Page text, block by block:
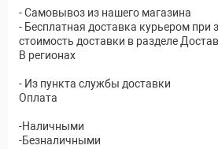
- Самовывоз из нашего магазина
- Бесплатная доставка курьером при
стоимость доставки в разделе
В регионах
- Из пункта службы доставки
Оплата
-Наличными
-Безналичными